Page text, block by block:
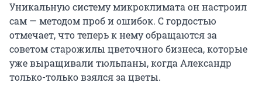
Уникальную систему микроклимата он настроил
сам — методом проб и ошибок. С гордостью
отмечает, что теперь к нему обращаются за
советом старожилы цветочного бизнеса, которые
уже выращивали тюльпаны, когда Александр
только-только взялся за цветы.